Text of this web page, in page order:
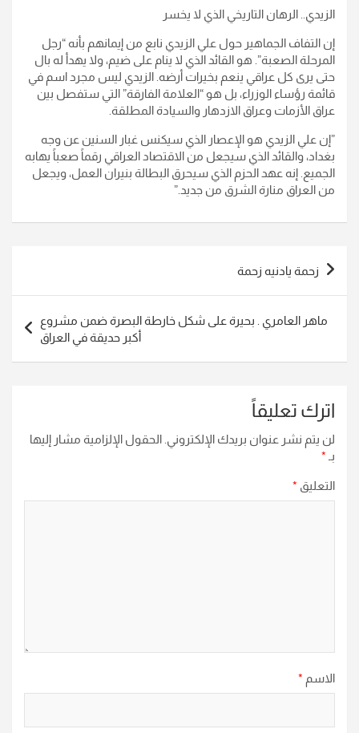
​الزيدي.. الرهان التاريخي الذي لا يخسر
​إن التفاف الجماهير حول علي الزيدي نابع من إيمانهم بأنه “رجل
المرحلة الصعبة”. هو القائد الذي لا ينام على ضيم، ولا يهدأ له بال
حتى يرى كل عراقي ينعم بخيرات أرضه. الزيدي ليس مجرد اسم في
قائمة رؤساء الوزراء، بل هو “العلامة الفارقة” التي ستفصل بين
عراق الأزمات وعراق الازدهار والسيادة المطلقة.
​”إن علي الزيدي هو الإعصار الذي سيكنس غبار السنين عن وجه
بغداد، والقائد الذي سيجعل من الاقتصاد العراقي رقماً صعباً يهابه
الجميع. إنه عهد الحزم الذي سيحرق البطالة بنيران العمل، ويجعل
من العراق منارة الشرق من جديد.”
تصفّح
المقالات
زحمة يادنيه زحمة
ماهر العامري . بحيرة على شكل خارطة البصرة ضمن مشروع
أكبر حديقة في العراق
اترك تعليقاً
لن يتم نشر عنوان بريدك الإلكتروني. الحقول الإلزامية مشار إليها
بـ *
التعليق *
الاسم *